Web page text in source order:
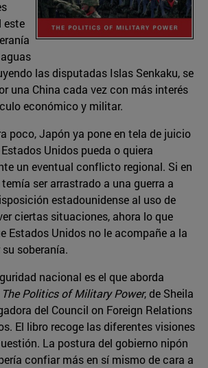
este
las disputadas Islas Senkaku, se
una China cada vez con más interés
económico y militar.
poco, Japón ya pone en tela de juicio
Unidos pueda o quiera
un eventual conflicto regional. Si en
ser arrastrado a una guerra a
estadounidense al uso de
ciertas situaciones, ahora lo que
Estados Unidos no le acompañe a la
soberanía.
nacional es el que aborda
Politics of Military Power, de Sheila
del Council on Foreign Relations
El libro recoge las diferentes visiones
La postura del gobierno nipón
confiar más en sí mismo de cara a